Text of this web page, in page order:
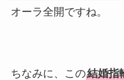
オーラ全開ですね。
ちなみに、この結婚指